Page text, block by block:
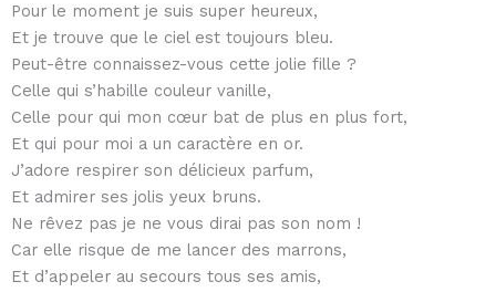
Pour le moment je suis super heureux,
Et je trouve que le ciel est toujours bleu.
Peut-être connaissez-vous cette jolie fille ?
Celle qui s’habille couleur vanille,
Celle pour qui mon cœur bat de plus en plus fort,
Et qui pour moi a un caractère en or.
J’adore respirer son délicieux parfum,
Et admirer ses jolis yeux bruns.
Ne rêvez pas je ne vous dirai pas son nom !
Car elle risque de me lancer des marrons,
Et d’appeler au secours tous ses amis,